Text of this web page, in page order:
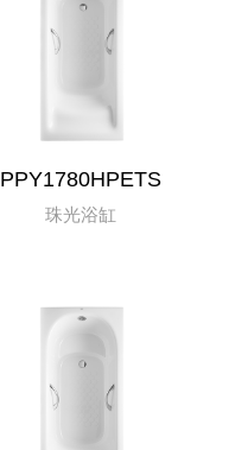
PPY1780HPETS
珠光浴缸